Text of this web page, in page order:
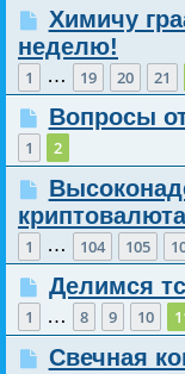
Химичу
неделю!
1 … 19 20 21
Вопросы
1 2
1 … 104 105
Делимся тс
1 … 8 9 10
Свечная